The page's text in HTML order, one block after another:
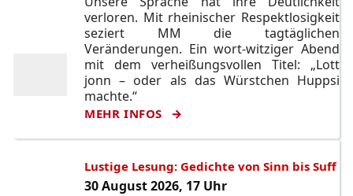
verloren. Mit rheinischer Respektlosigkeit
seziert MM die tagtäglichen
Veränderungen. Ein wort-witziger Abend
mit dem verheißungsvollen Titel: „Lott
jonn – oder als das Würstchen Huppsi
machte.“
MEHR INFOS
Lustige Lesung: Gedichte von Sinn bis Suff
30 August 2026, 17 Uhr